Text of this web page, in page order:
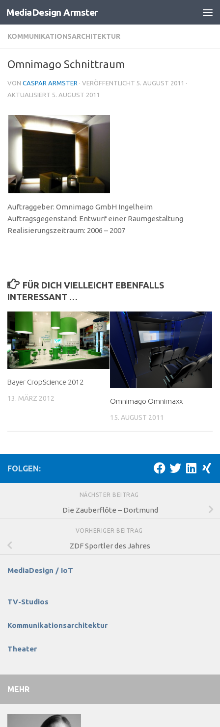
Zum Inhalt springen
MediaDesign Armster
KOMMUNIKATIONSARCHITEKTUR
Omnimago Schnittraum
VON CASPAR ARMSTER · VERÖFFENTLICHT 5. AUGUST 2011 ·
AKTUALISIERT 5. AUGUST 2011
Auftraggeber: Omnimago GmbH Ingelheim
Auftragsgegenstand: Entwurf einer Raumgestaltung
Realisierungszeitraum: 2006 – 2007
FÜR DICH VIELLEICHT EBENFALLS
INTERESSANT …
Bayer CropScience 2012
13. MÄRZ 2012 Omnimago Omnimaxx
15. AUGUST 2011
FOLGEN:
NÄCHSTER BEITRAG
Die Zauberflöte – Dortmund
VORHERIGER BEITRAG
ZDF Sportler des Jahres
MediaDesign / IoT
TV-Studios
Kommunikationsarchitektur
Theater
MEHR